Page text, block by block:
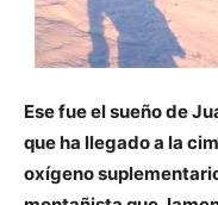
Ese fue el sueño de
que ha llegado a la
oxígeno